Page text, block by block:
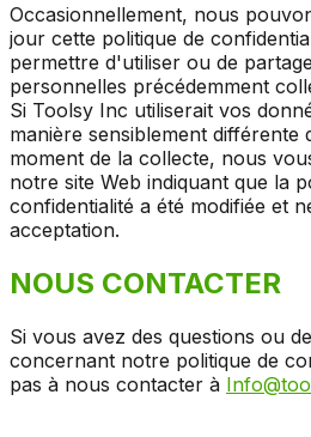
Occasionnellement, nous
jour cette politique de
permettre d'utiliser ou de
personnelles précédemment
Si Toolsy Inc utiliserait vos
manière sensiblement différente
moment de la collecte, nous
notre site Web indiquant que la
confidentialité a été modifiée et
acceptation.
NOUS CONTACTER
Si vous avez des questions ou
concernant notre politique de
pas à nous contacter à